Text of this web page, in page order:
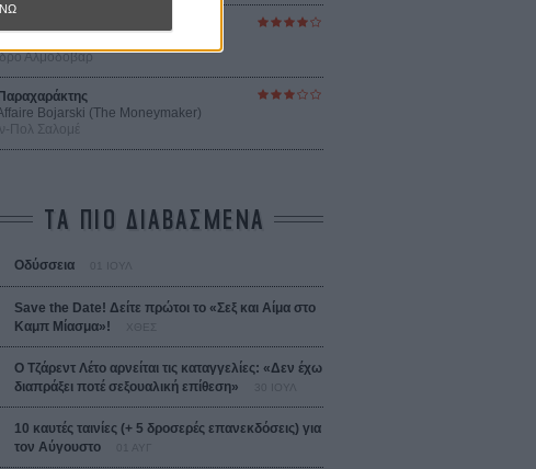
Αλμοδόβαρ
Affaire Bojarski (The Moneymaker)
Πολ Σαλομέ
ΤΑ ΠΙΟ ΔΙΑΒΑΣΜΕΝΑ
Οδύσσεια
Save the Date! Δείτε πρώτοι το «Σεξ και Αίμα στο
Καμπ Μίασμα»!
ΧΘΕΣ
Ο Τζάρεντ Λέτο αρνείται τις καταγγελίες: «Δεν έχω
διαπράξει ποτέ σεξουαλική επίθεση»
10 καυτές ταινίες (+ 5 δροσερές επανεκδόσεις) για
τον Αύγουστο